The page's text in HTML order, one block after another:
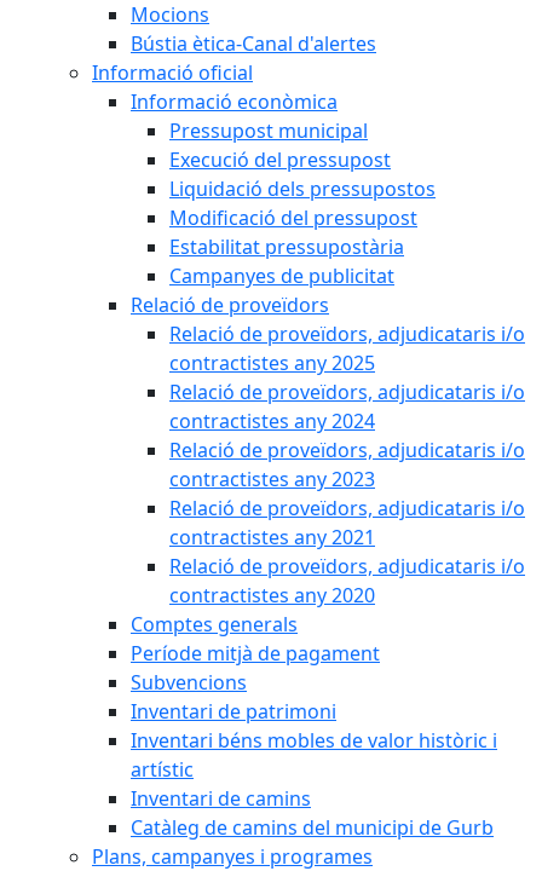
Mocions
Bústia ètica-Canal d'alertes
Informació oficial
Informació econòmica
Pressupost municipal
Execució del pressupost
Liquidació dels pressupostos
Modificació del pressupost
Estabilitat pressupostària
Campanyes de publicitat
Relació de proveïdors
Relació de proveïdors, adjudicataris i/o
contractistes any 2025
Relació de proveïdors, adjudicataris i/o
contractistes any 2024
Relació de proveïdors, adjudicataris i/o
contractistes any 2023
Relació de proveïdors, adjudicataris i/o
contractistes any 2021
Relació de proveïdors, adjudicataris i/o
contractistes any 2020
Comptes generals
Període mitjà de pagament
Subvencions
Inventari de patrimoni
Inventari béns mobles de valor històric i
artístic
Inventari de camins
Catàleg de camins del municipi de Gurb
Plans, campanyes i programes